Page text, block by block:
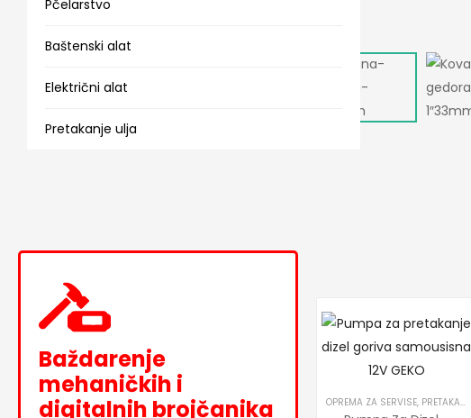
Pčelarstvo
Baštenski alat
Električni alat
Pretakanje ulja
Baždarenje
mehaničkih i
digitalnih brojčanika
OPREMA ZA SERVISE, PRETAKANJE DIZEL GORIVA